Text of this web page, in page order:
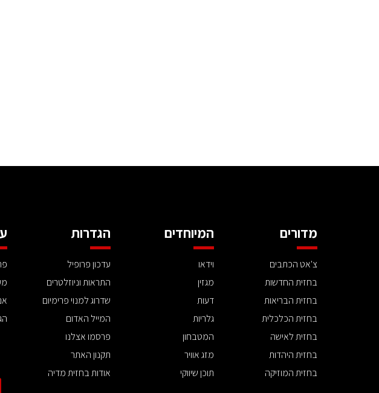
מדורים
צ'אט הכתבים
בחזית החדשות
בחזית הבריאות
בחזית הכלכלית
בחזית לאישה
בחזית היהדות
בחזית המוזיקה
המיוחדים
וידאו
מגזין
דעות
גלריות
המטבחון
מזג אוויר
תוכן שיווקי
הגדרות
עדכון פרופיל
התראות וניוזלטרים
שדרוג למנוי פרימיום
המייל האדום
פרסמו אצלנו
תקנון האתר
אודות בחזית מדיה